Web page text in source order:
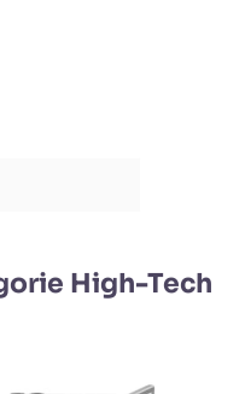
High-Tech